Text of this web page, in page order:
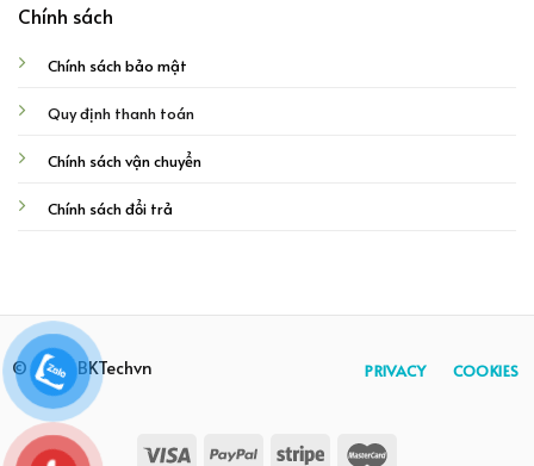
Chính sách
Chính sách bảo mật
Quy định thanh toán
Chính sách vận chuyển
Chính sách đổi trả
© 2026 BKTechvn PRIVACY COOKIES